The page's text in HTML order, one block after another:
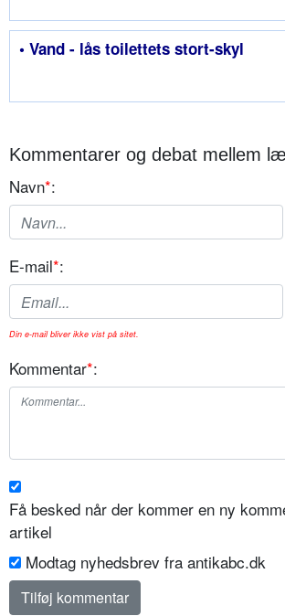
• Vand - lås toilettets stort-skyl
Kommentarer og debat mellem
Navn*:
E-mail*:
Din e-mail bliver ikke vist på sitet.
Kommentar*:
Få besked når der kommer en ny
artikel
Modtag nyhedsbrev fra antikabc.dk